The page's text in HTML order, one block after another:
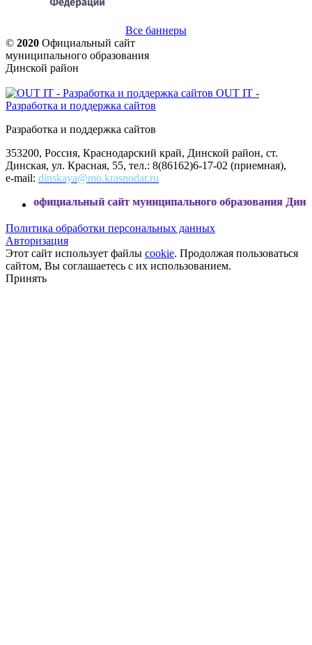
Все баннеры
© 2020 Официальный сайт
муниципального образования
Динской район
OUT IT -
Разработка и поддержка сайтов
Разработка и поддержка сайтов
353200, Россия, Краснодарский край, Динской район, ст.
Динская, ул. Красная, 55, тел.: 8(86162)6-17-02 (приемная),
e-mail: dinskaya@mo.krasnodar.ru
сайт муниципального образования Динской район
Политика обработки персональных данных
Авторизация
Этот сайт использует файлы cookie. Продолжая пользоваться
сайтом, Вы соглашаетесь с их использованием.
Принять